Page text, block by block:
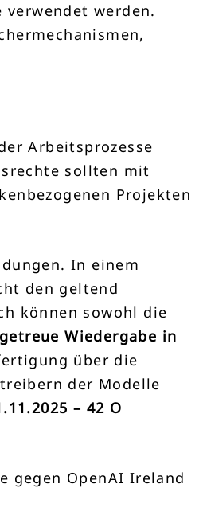
werden.
Arbeitsprozesse
sollten mit
Projekten
In einem
den geltend
können sowohl die
Wiedergabe in
über die
der Modelle
– 42 O
gegen OpenAI Ireland